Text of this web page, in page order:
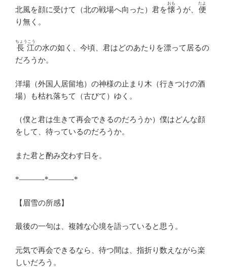
北風を顔に受けて（北の戦場へ向った）君を懐
おも
うが、 便
たよ
り無く。
長江
ちょうこう
の水の如く、今頃、君はどのあたりを漂って居るの
だろうか。
洋場（外国人居留地）の神様の止まり木（行きつけの酒
場）も枯れ落ちて（古びて）ゆく。
（僕と君は生きて再会できるのだろうか）僕はどんな顔
をして、待っているのだろうか。
また君と酌み交わす日を。
*———-*———-*
【眉雪の所感】
最後の一句は、複雑な心境を語っていると思う。
元気で再会できるなら、待つ間は、指折り数えながら楽
しいだろう。